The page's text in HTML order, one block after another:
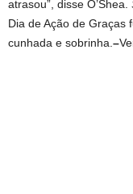
atrasou”, disse O’Shea.
Dia de Ação de Graças
cunhada e sobrinha. –